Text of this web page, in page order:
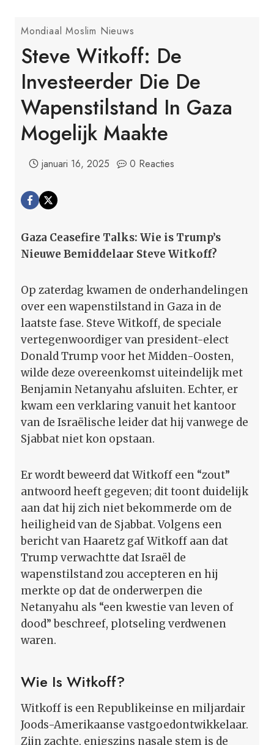
Mondiaal Moslim Nieuws
Steve Witkoff: De
Investeerder Die De
Wapenstilstand In Gaza
Mogelijk Maakte
januari 16, 2025 0 Reacties
Gaza Ceasefire Talks: Wie is Trump’s
Nieuwe Bemiddelaar Steve Witkoff?
Op zaterdag kwamen de onderhandelingen
over een wapenstilstand in Gaza in de
laatste fase. Steve Witkoff, de speciale
vertegenwoordiger van president-elect
Donald Trump voor het Midden-Oosten,
wilde deze overeenkomst uiteindelijk met
Benjamin Netanyahu afsluiten. Echter, er
kwam een verklaring vanuit het kantoor
van de Israëlische leider dat hij vanwege de
Sjabbat niet kon opstaan.
Er wordt beweerd dat Witkoff een “zout”
antwoord heeft gegeven; dit toont duidelijk
aan dat hij zich niet bekommerde om de
heiligheid van de Sjabbat. Volgens een
bericht van Haaretz gaf Witkoff aan dat
Trump verwachtte dat Israël de
wapenstilstand zou accepteren en hij
merkte op dat de onderwerpen die
Netanyahu als “een kwestie van leven of
dood” beschreef, plotseling verdwenen
waren.
Wie Is Witkoff?
Witkoff is een Republikeinse en miljardair
Joods-Amerikaanse vastgoedontwikkelaar.
Zijn zachte, enigszins nasale stem is de